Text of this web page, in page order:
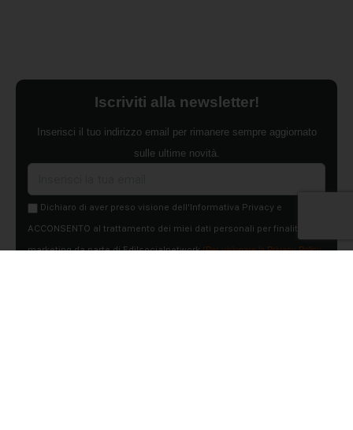
Iscriviti alla newsletter!
Inserisci il tuo indirizzo email per rimanere sempre aggiornato
sulle ultime novità.
Dichiaro di aver preso visione dell'Informativa Privacy e
ACCONSENTO al trattamento dei miei dati personali per finalità di
marketing da parte di Edilsocialnetwork(Per visionare la Privacy Policy